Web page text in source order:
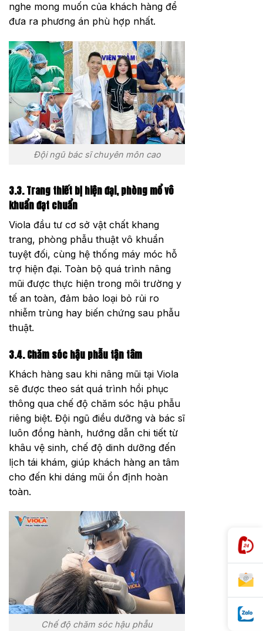
nghe mong muốn của khách hàng để
đưa ra phương án phù hợp nhất.
Đội ngũ bác sĩ chuyên môn cao
3.3. Trang thiết bị hiện đại, phòng mổ vô
khuẩn đạt chuẩn
Viola đầu tư cơ sở vật chất khang
trang, phòng phẫu thuật vô khuẩn
tuyệt đối, cùng hệ thống máy móc hỗ
trợ hiện đại. Toàn bộ quá trình nâng
mũi được thực hiện trong môi trường y
tế an toàn, đảm bảo loại bỏ rủi ro
nhiễm trùng hay biến chứng sau phẫu
thuật.
3.4. Chăm sóc hậu phẫu tận tâm
Khách hàng sau khi nâng mũi tại Viola
sẽ được theo sát quá trình hồi phục
thông qua chế độ chăm sóc hậu phẫu
riêng biệt. Đội ngũ điều dưỡng và bác sĩ
luôn đồng hành, hướng dẫn chi tiết từ
khâu vệ sinh, chế độ dinh dưỡng đến
lịch tái khám, giúp khách hàng an tâm
cho đến khi dáng mũi ổn định hoàn
toàn.
Chế độ chăm sóc hậu phẫu